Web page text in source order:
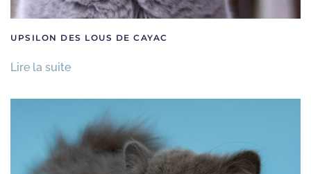
UPSILON DES LOUS DE CAYAC
Lire la suite